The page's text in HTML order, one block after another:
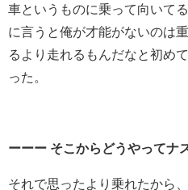
車というものに乗って向いて
に言うと俺が才能がないのは
るより走れるもんだなと初め
った。
ーーー そこからどうやってナ
それで思ったより乗れたから